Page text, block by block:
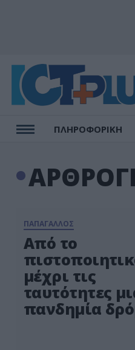
ΠΛΗΡΟΦΟΡΙΚΗ
ΠΑΠΑΓΑΛΛΟΣ
Από το
μέχρι τις
ταυτότητες
πανδημία